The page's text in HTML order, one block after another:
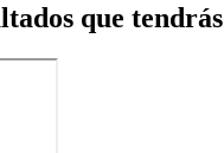
que tendrás